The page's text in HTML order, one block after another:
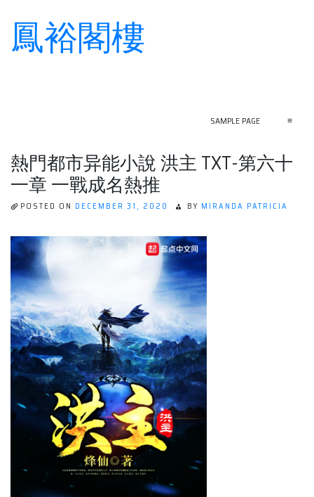
Skip
to
鳳裕閣樓
SAMPLE PAGE ≡
熱門都市异能小說 洪主 TXT-第六十
一章 一戰成名熱推
POSTED ON DECEMBER 31, 2020 BY MIRANDA PATRICIA